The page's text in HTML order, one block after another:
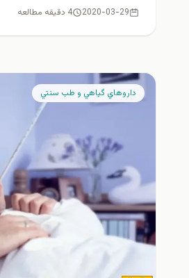
2020-03-29 4 دقیقه مطالعه
داروهاي گياهي و طب سنتي